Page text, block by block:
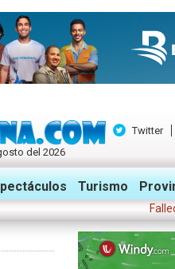
del 2026
Twitter
Turismo
Fallece